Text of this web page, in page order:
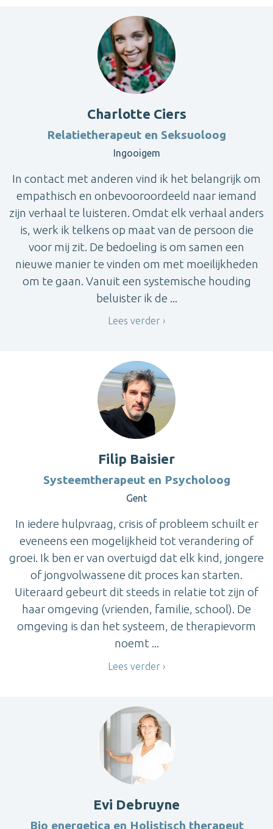
Charlotte Ciers
Relatietherapeut en Seksuoloog
Ingooigem
In contact met anderen vind ik het belangrijk om
empathisch en onbevooroordeeld naar iemand
zijn verhaal te luisteren. Omdat elk verhaal anders
is, werk ik telkens op maat van de persoon die
voor mij zit. De bedoeling is om samen een
nieuwe manier te vinden om met moeilijkheden
om te gaan. Vanuit een systemische houding
beluister ik de ...
Lees verder
Filip Baisier
Systeemtherapeut en Psycholoog
Gent
In iedere hulpvraag, crisis of probleem schuilt er
eveneens een mogelijkheid tot verandering of
groei. Ik ben er van overtuigd dat elk kind, jongere
of jongvolwassene dit proces kan starten.
Uiteraard gebeurt dit steeds in relatie tot zijn of
haar omgeving (vrienden, familie, school). De
omgeving is dan het systeem, de therapievorm
noemt ...
Lees verder
Evi Debruyne
Bio energetica en Holistisch therapeut